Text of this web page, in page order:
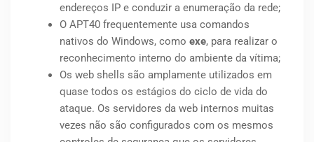
endereços IP e conduzir a enumeração da rede;
O APT40 frequentemente usa comandos
nativos do Windows, como exe, para realizar o
reconhecimento interno do ambiente da vítima;
Os web shells são amplamente utilizados em
quase todos os estágios do ciclo de vida do
ataque. Os servidores da web internos muitas
vezes não são configurados com os mesmos